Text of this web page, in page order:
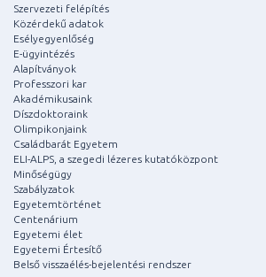
Szervezeti felépítés
Közérdekű adatok
Esélyegyenlőség
E-ügyintézés
Alapítványok
Professzori kar
Akadémikusaink
Díszdoktoraink
Olimpikonjaink
Családbarát Egyetem
ELI-ALPS, a szegedi lézeres kutatóközpont
Minőségügy
Szabályzatok
Egyetemtörténet
Centenárium
Egyetemi élet
Egyetemi Értesítő
Belső visszaélés-bejelentési rendszer